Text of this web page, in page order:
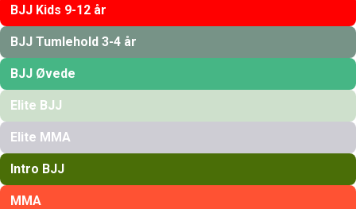
BJJ Kids 9-12 år
BJJ Tumlehold 3-4 år
BJJ Øvede
Elite BJJ
Elite MMA
Intro BJJ
MMA